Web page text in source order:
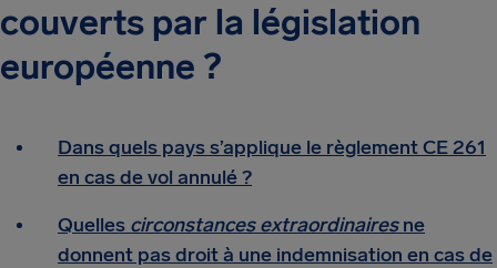
couverts par la législation
européenne ?
Dans quels pays s’applique le règlement CE 261
en cas de vol annulé ?
Quelles circonstances extraordinairesne
donnent pas droit à une indemnisation en cas de